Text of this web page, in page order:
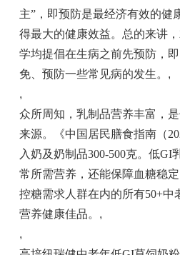
主”，即预防是最经济有效的健
得最大的健康效益。总的来讲
学均提倡在生病之前先预防，
免、预防一些常见病的发生。 ,
,
众所周知，乳制品营养丰富，
来源。《中国居民膳食指南（
入奶及奶制品300-500克。低GI
常所需营养，还能保障血糖稳
控糖需求人群在内的所有50+中
营养健康佳品。 ,
,